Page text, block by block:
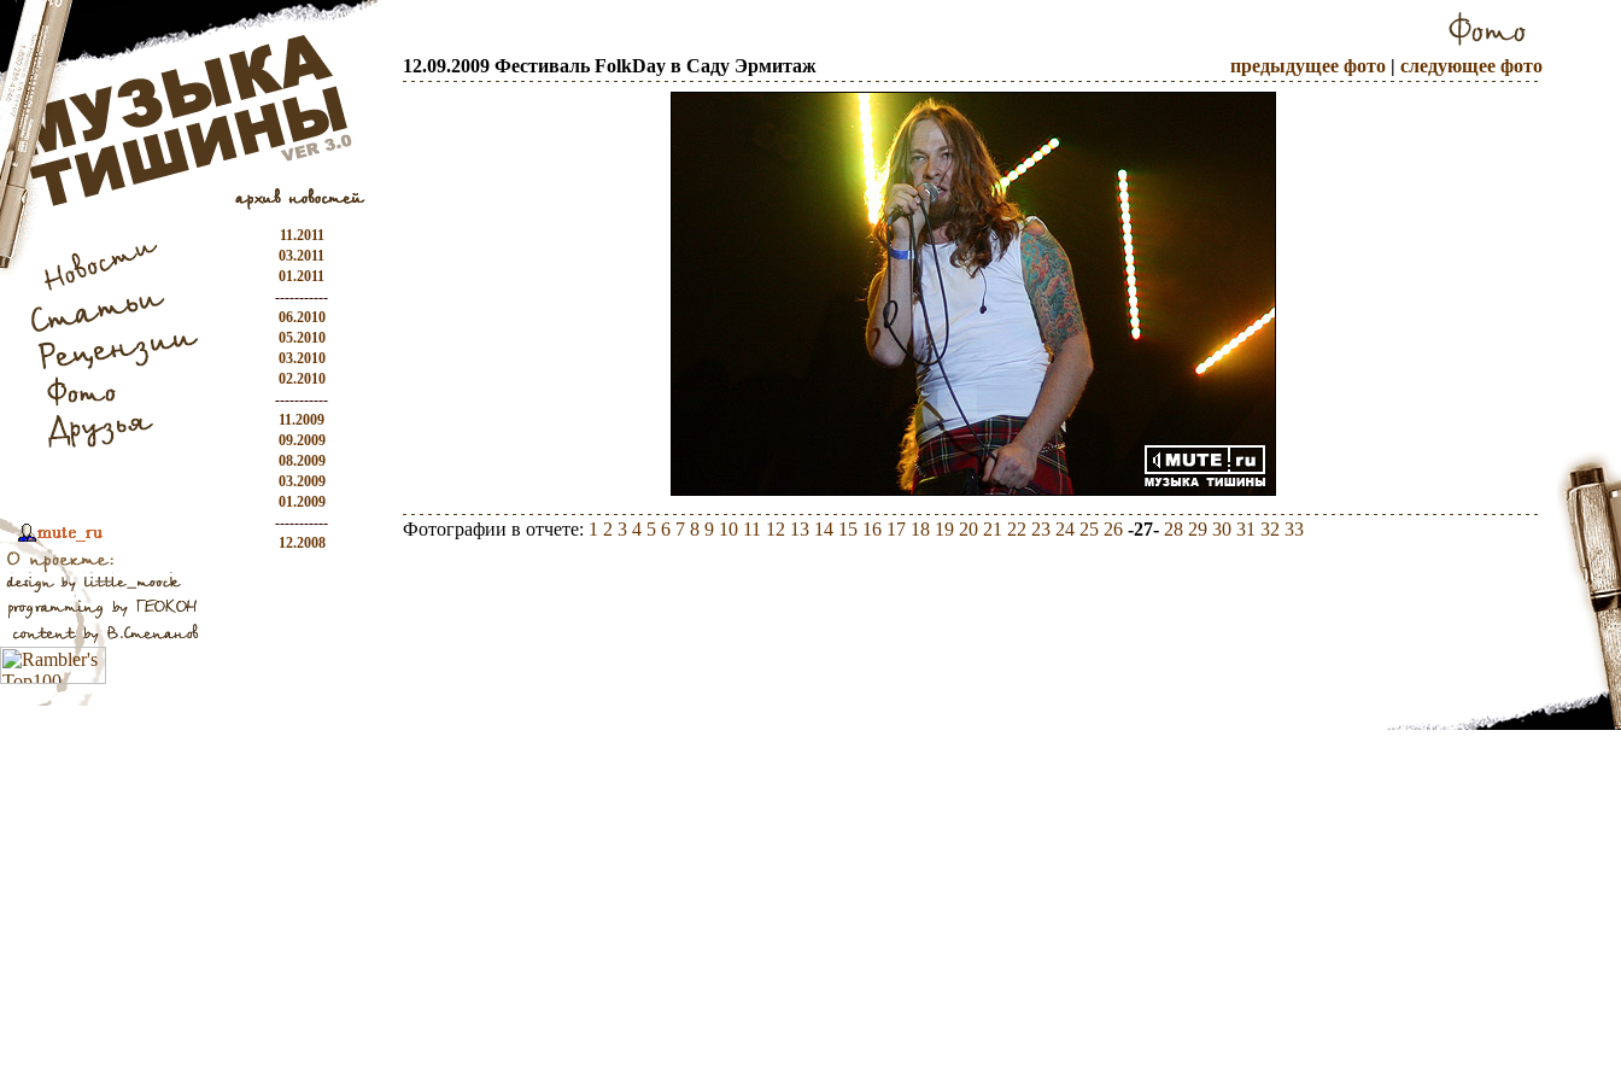
11.2011
03.2011
01.2011
-----------
06.2010
05.2010
03.2010
02.2010
-----------
11.2009
09.2009
08.2009
03.2009
01.2009
-----------
12.2008
12.09.2009 Фестиваль FolkDay в Саду Эрмитаж предыдущее фото | следующее фото
Фотографии в отчете: 1 2 3 4 5 6 7 8 9 10 11 12 13 14 15 16 17 18 19 20 21 22 23 24 25 26 -27- 28 29 30 31 32 33